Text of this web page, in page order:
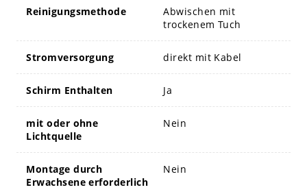
Reinigungsmethode
Abwischen mit
trockenem Tuch
Stromversorgung direkt mit Kabel
Schirm Enthalten Ja
mit oder ohne
Lichtquelle
Nein
Montage durch
Erwachsene erforderlich
Nein